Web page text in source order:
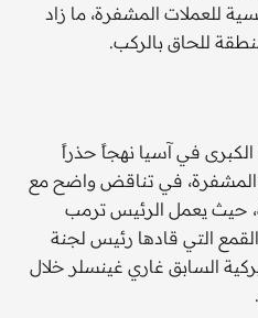
للعملات المشفرة، ما زاد
للحاق بالركب.
الكبرى في آسيا نهجاً حذراً
المشفرة، في تناقض واضح مع
حيث يعمل الرئيس ترمب
التي قادها رئيس لجنة
السابق غاري غينسلر خلال